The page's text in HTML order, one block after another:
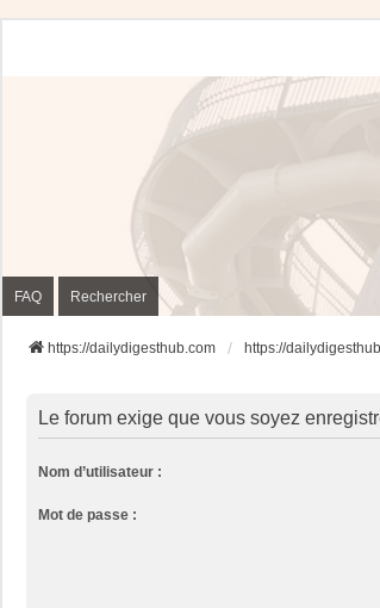
FAQ Rechercher
https://dailydigesthub.com https://
Le forum exige que vous soyez
Nom d’utilisateur :
Mot de passe :